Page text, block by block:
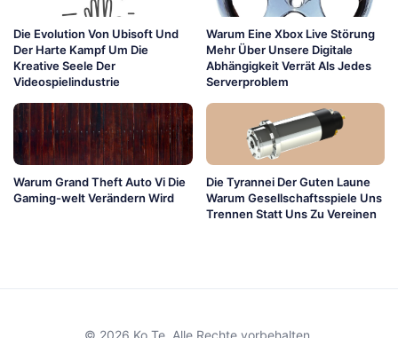
Die Evolution Von Ubisoft Und
Der Harte Kampf Um Die
Kreative Seele Der
Videospielindustrie
Warum Eine Xbox Live Störung
Mehr Über Unsere Digitale
Abhängigkeit Verrät Als Jedes
Serverproblem
Warum Grand Theft Auto Vi Die
Gaming-welt Verändern Wird
Die Tyrannei Der Guten Laune
Warum Gesellschaftsspiele Uns
Trennen Statt Uns Zu Vereinen
© 2026 Ko Te. Alle Rechte vorbehalten.